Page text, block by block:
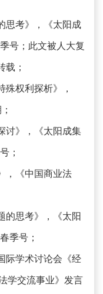
思考》，《太阳成
号；此文被人大复
载；
殊权利探析》，
讨》，《太阳成集
；
，《中国商业法
的思考》，《太阳
季号；
际学术讨论会《经
学交流事业》发言